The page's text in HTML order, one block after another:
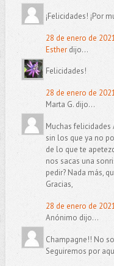
¡Felicidades! ¡Por
28 de enero de
Estherdijo...
Felicidades!
28 de enero de
Marta G. dijo...
Muchas
sin los que ya no
de lo que te
nos sacas una
pedir? Nada más,
Gracias,
28 de enero de
Anónimo dijo...
Champagne!! No
Seguiremos por